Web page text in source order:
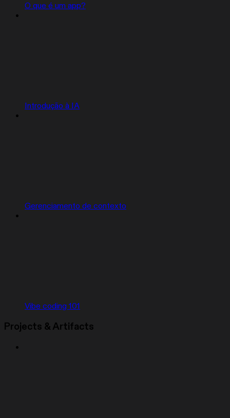
O que é um app?
Introdução à IA
Gerenciamento de contexto
Vibe coding 101
Projects & Artifacts